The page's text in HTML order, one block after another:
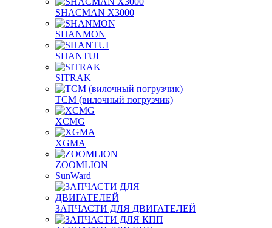
SHACMAN X3000
SHANMON
SHANTUI
SITRAK
TCM (вилочный погрузчик)
XCMG
XGMA
ZOOMLION
SunWard
ЗАПЧАСТИ ДЛЯ ДВИГАТЕЛЕЙ